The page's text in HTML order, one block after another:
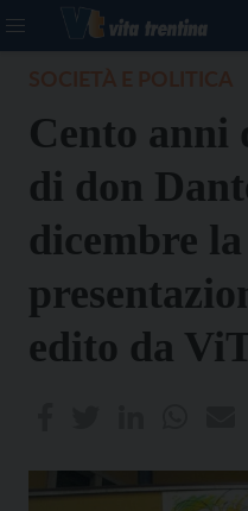
Cento anni
di don
dicembre la
edito da